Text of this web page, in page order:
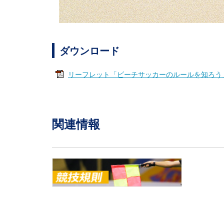
ダウンロード
リーフレット「ビーチサッカーのルールを知ろう
関連情報